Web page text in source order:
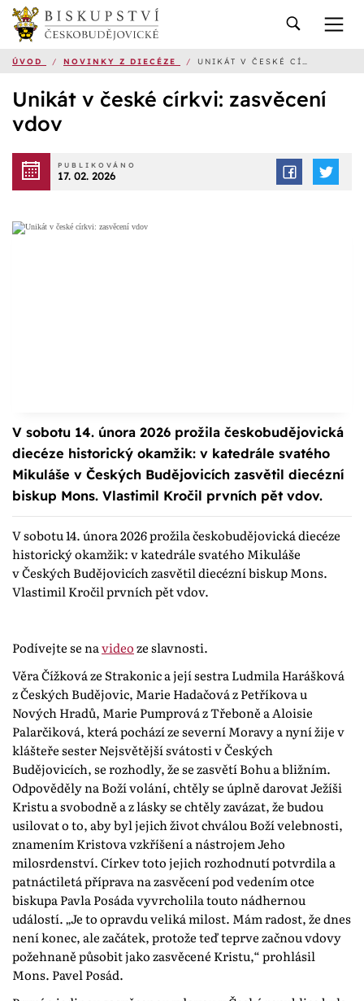
ÚVOD / NOVINKY Z DIECÉZE /
Unikát v české církvi: zasvěcení
vdov
PUBLIKOVÁNO
17. 02. 2026
V sobotu 14. února 2026 prožila českobudějovická
diecéze historický okamžik: v katedrále svatého
Mikuláše v Českých Budějovicích zasvětil diecézní
biskup Mons. Vlastimil Kročil prvních pět vdov.
V sobotu 14. února 2026 prožila českobudějovická diecéze
historický okamžik: v katedrále svatého Mikuláše
v Českých Budějovicích zasvětil diecézní biskup Mons.
Vlastimil Kročil prvních pět vdov.
Podívejte se navideoze slavnosti.
Věra Čížková ze Strakonic a její sestra Ludmila Harášková
z Českých Budějovic, Marie Hadačová z Petříkova u
Nových Hradů, Marie Pumprová z Třeboně a Aloisie
Palarčiková, která pochází ze severní Moravy a nyní žije v
klášteře sester Nejsvětější svátosti v Českých
Budějovicích, se rozhodly, že se zasvětí Bohu a bližním.
Odpověděly na Boží volání, chtěly se úplně darovat Ježíši
Kristu a svobodně a z lásky se chtěly zavázat, že budou
usilovat o to, aby byl jejich život chválou Boží velebnosti,
znamením Kristova vzkříšení a nástrojem Jeho
milosrdenství. Církev toto jejich rozhodnutí potvrdila a
patnáctiletá příprava na zasvěcení pod vedením otce
biskupa Pavla Posáda vyvrcholila touto nádhernou
událostí. „Je to opravdu veliká milost. Mám radost, že dnes
není konec, ale začátek, protože teď teprve začnou vdovy
požehnaně působit jako zasvěcené Kristu,“ prohlásil
Mons. Pavel Posád.